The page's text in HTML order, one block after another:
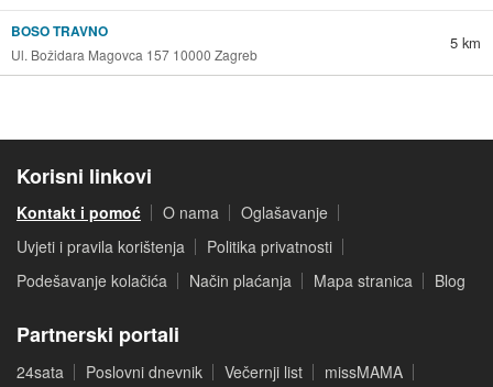
BOSO TRAVNO
Ul. Božidara Magovca 157 10000 Zagreb
5 km
Korisni linkovi
Kontakt i pomoć O nama
Oglašavanje
Uvjeti i pravila korištenja
Politika privatnosti
Podešavanje kolačića
Način plaćanja Mapa stranica Blog
Partnerski portali
24sata Poslovni dnevnik Večernji list
missMAMA